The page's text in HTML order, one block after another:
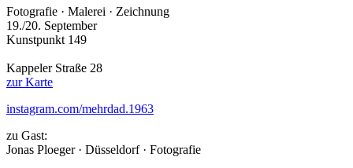
Fotografie · Malerei · Zeichnung
19./20. September
Kunstpunkt 149
Kappeler Straße 28
zur Karte
instagram.com/mehrdad.1963
zu Gast:
Jonas Ploeger · Düsseldorf · Fotografie